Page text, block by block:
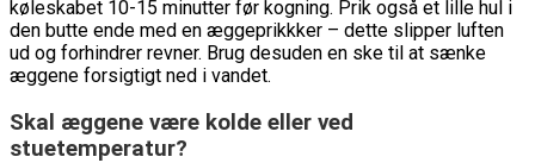
køleskabet 10-15 minutter før kogning. Prik også et lille hul i
den butte ende med en æggeprikkker – dette slipper luften
ud og forhindrer revner. Brug desuden en ske til at sænke
æggene forsigtigt ned i vandet.
Skal æggene være kolde eller ved
stuetemperatur?